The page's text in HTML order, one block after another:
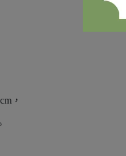
，